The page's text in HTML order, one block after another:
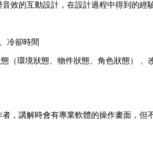
效的互動設計，在設計過程中得到的經
冷卻時間
態（環境狀態、物件狀態、角色狀態）
，講解時會有專業軟體的操作畫面，